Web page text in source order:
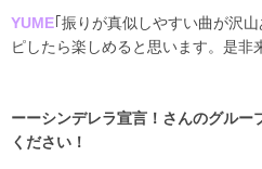
YUME ｢振りが真似しやすい曲が沢
ピしたら楽しめると思います。是非
ーーシンデレラ宣言！さんのグルー
ください！